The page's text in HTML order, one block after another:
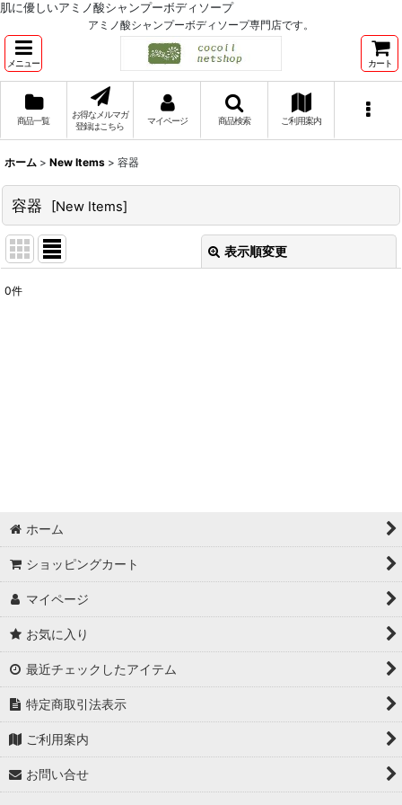
肌に優しいアミノ酸シャンプーボディソープ
アミノ酸シャンプーボディソープ専門店です。
メニュー カート
商品一覧
お得なメルマガ
登録はこちら
マイページ 商品検索 ご利用案内
ホーム > New Items > 容器
容器 [New Items]
表示順変更
0件
ホーム
ショッピングカート
マイページ
お気に入り
最近チェックしたアイテム
特定商取引法表示
ご利用案内
お問い合せ